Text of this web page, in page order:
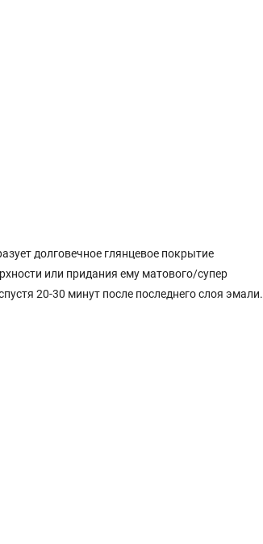
долговечное глянцевое покрытие
или придания ему матового/супер
20-30 минут после последнего слоя эмали.